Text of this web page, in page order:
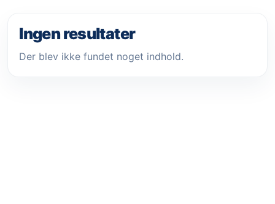
Ingen resultater
Der blev ikke fundet noget indhold.